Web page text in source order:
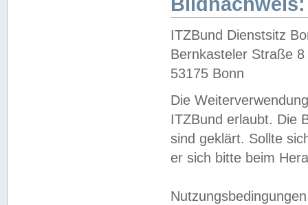
ITZBund Dienstsitz
Bernkasteler Straße 8
53175 Bonn
Die
ITZBund erlaubt. Die
sind geklärt. Sollte
er sich bitte beim